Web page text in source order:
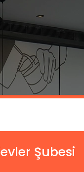
Şubesi